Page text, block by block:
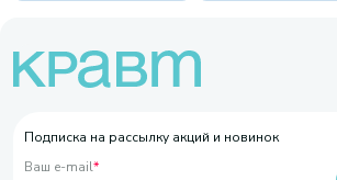
Подписка на рассылку акций и новинок
Ваш e-mail*